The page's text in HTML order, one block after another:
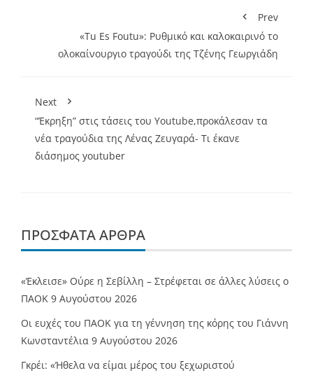
Prev
«Tu Es Foutu»: Ρυθμικό και καλοκαιρινό το
ολοκαίνουργιο τραγούδι της Τζένης Γεωργιάδη
Next
“Έκρηξη” στις τάσεις του Youtube,προκάλεσαν τα
νέα τραγούδια της Λένας Ζευγαρά- Τι έκανε
διάσημος youtuber
ΠΡΌΣΦΑΤΑ ΆΡΘΡΑ
«Έκλεισε» Ούρε η Σεβίλλη – Στρέφεται σε άλλες λύσεις ο
ΠΑΟΚ 9 Αυγούστου 2026
Οι ευχές του ΠΑΟΚ για τη γέννηση της κόρης του Γιάννη
Κωνσταντέλια 9 Αυγούστου 2026
Γκρέι: «Ήθελα να είμαι μέρος του ξεχωριστού